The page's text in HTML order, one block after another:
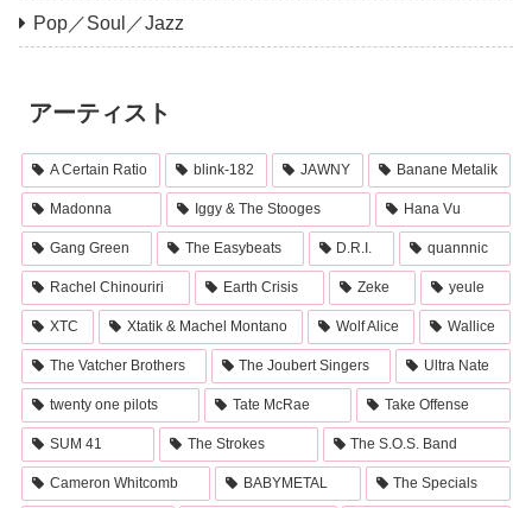
Pop／Soul／Jazz
アーティスト
A Certain Ratio blink-182 JAWNY Banane Metalik
Madonna Iggy & The Stooges Hana Vu
Gang Green The Easybeats D.R.I. quannnic
Rachel Chinouriri Earth Crisis Zeke yeule
XTC Xtatik & Machel Montano Wolf Alice Wallice
The Vatcher Brothers The Joubert Singers Ultra Nate
twenty one pilots Tate McRae Take Offense
SUM 41 The Strokes The S.O.S. Band
Cameron Whitcomb BABYMETAL The Specials